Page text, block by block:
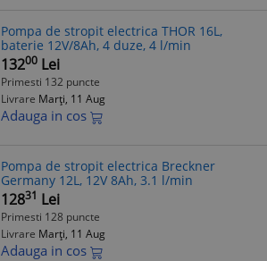
Pompa de stropit electrica THOR 16L,
baterie 12V/8Ah, 4 duze, 4 l/min
13200 Lei
Primesti 132 puncte
Livrare Marți, 11 Aug
Adauga in cos
Pompa de stropit electrica Breckner
Germany 12L, 12V 8Ah, 3.1 l/min
12831 Lei
Primesti 128 puncte
Livrare Marți, 11 Aug
Adauga in cos